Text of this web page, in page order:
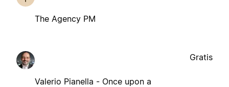
The Agency PM
Valerio Pianella - Once upon a
Gratis